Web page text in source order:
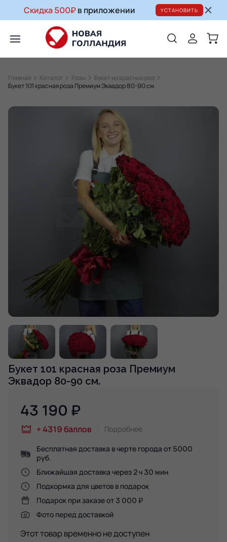
Скидка 500₽в приложении УСТАНОВИТЬ
Главная Каталог Розы
Букет из красных роз
Букет 101 красная роза Премиум Эквадор 80-90 см.
Букет 101 красная роза Премиум
Эквадор 80-90 см.
43 190 ₽
+ 4319баллов Подробнее
Бесплатная доставка в черте города от 5000
руб.
Ближайшая доставка через 2 ч 30 мин
Подкормка для цветов в подарок
Подарок при заказе от 3 000 ₽
Фото перед доставкой
Этот товар временно не доступен